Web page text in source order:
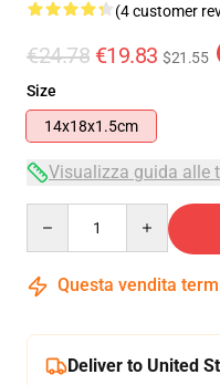
(4 customer
€24.78 €19.83 $21.55
Size
14x18x1.5cm
Visualizza guida alle
Questa vendita
Deliver to United